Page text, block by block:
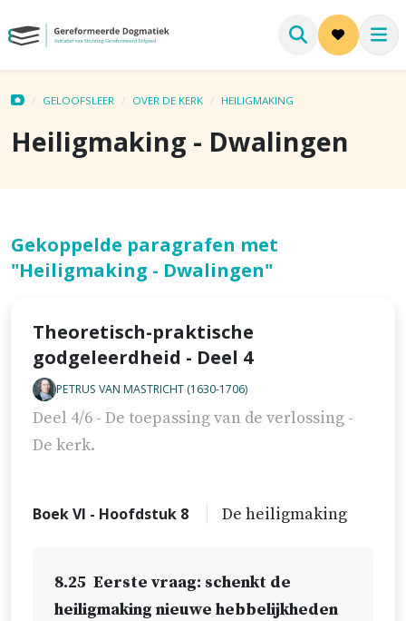
GELOOFSLEER OVER DE KERK HEILIGMAKING
Heiligmaking - Dwalingen
Gekoppelde paragrafen met
"Heiligmaking - Dwalingen"
Theoretisch-praktische
godgeleerdheid - Deel 4
PETRUS VAN MASTRICHT (1630-1706)
Deel 4/6 - De toepassing van de verlossing -
De kerk.
Boek VI - Hoofdstuk 8 De heiligmaking
8.25 Eerste vraag: schenkt de
heiligmaking nieuwe hebbelijkheden